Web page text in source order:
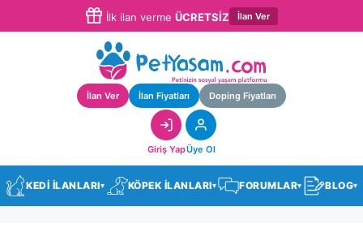
İlk ilan verme ÜCRETSİZ İlan Ver
İlan Ver İlan Fiyatları Doping Fiyatları
Giriş YapÜye Ol
KEDİ İLANLARI▾ KÖPEK İLANLARI▾ FORUMLAR▾ BLOG▾